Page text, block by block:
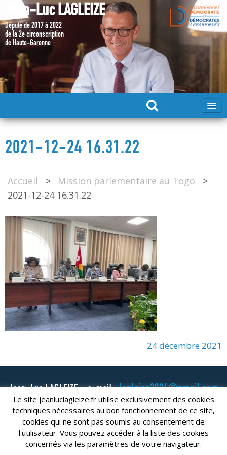
Jean-Luc LAGLEIZE
Député de 2017 à 2022
de la 2e circonscription
de Haute-Garonne
DÉPUTÉ 2017 – 2022
MES ACTIONS 2017 – 2022
2021-12-24 16.31.22
Accueil > Mission parlementaire au Togo
>
2021-12-24 16.31.22
24 décembre 2021
Jean-Luc LAGLEIZE - e-mail :lagleize2024@gmail.com
Mentions Légales- Copyright © 2024. Tous droits réservés.
Le site jeanluclagleize.fr utilise exclusivement des cookies
techniques nécessaires au bon fonctionnement de ce site,
cookies qui ne sont pas soumis au consentement de
l'utilisateur. Vous pouvez accéder à la liste des cookies
concernés via les paramètres de votre navigateur.